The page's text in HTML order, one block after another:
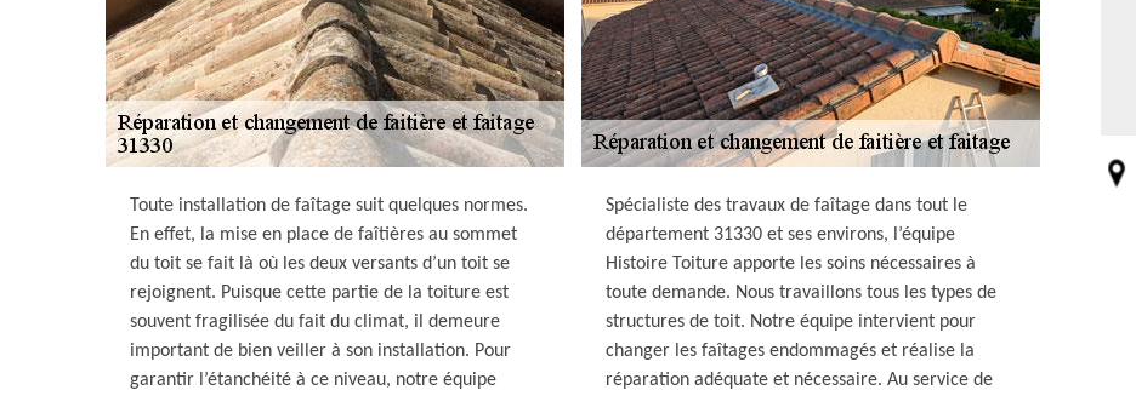
Toute installation de faîtage suit quelques normes.
En effet, la mise en place de faîtières au sommet
du toit se fait là où les deux versants d’un toit se
rejoignent. Puisque cette partie de la toiture est
souvent fragilisée du fait du climat, il demeure
important de bien veiller à son installation. Pour
garantir l’étanchéité à ce niveau, notre équipe
Spécialiste des travaux de faîtage dans tout le
département 31330 et ses environs, l’équipe
Histoire Toiture apporte les soins nécessaires à
toute demande. Nous travaillons tous les types de
structures de toit. Notre équipe intervient pour
changer les faîtages endommagés et réalise la
réparation adéquate et nécessaire. Au service de